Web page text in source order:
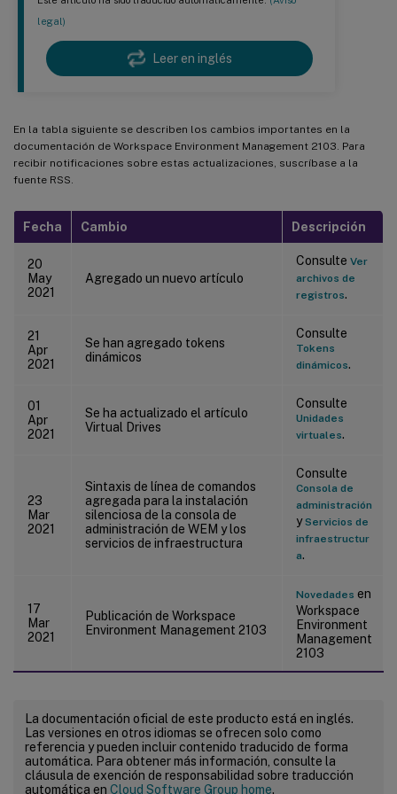
legal)
Leer en inglés
En la tabla siguiente se describen los cambios importantes en la
documentación de Workspace Environment Management 2103. Para
recibir notificaciones sobre estas actualizaciones, suscríbase a la
fuente RSS.
Fecha Cambio Descripción
20
May
2021
Agregado un nuevo artículo
Consulte Ver
archivos de
registros.
21
Apr
2021
Se han agregado tokens
dinámicos
Consulte
Tokens
dinámicos.
01
Apr
2021
Se ha actualizado el artículo
Virtual Drives
Consulte
Unidades
virtuales.
23
Mar
2021
Sintaxis de línea de comandos
agregada para la instalación
silenciosa de la consola de
administración de WEM y los
servicios de infraestructura
Consulte
Consola de
administración
yServicios de
infraestructur
a.
17
Mar
2021
Publicación de Workspace
Environment Management 2103
Novedades en
Workspace
Environment
Management
2103
La documentación oficial de este producto está en inglés.
Las versiones en otros idiomas se ofrecen solo como
referencia y pueden incluir contenido traducido de forma
automática. Para obtener más información, consulte la
cláusula de exención de responsabilidad sobre traducción
automática en Cloud Software Group home.